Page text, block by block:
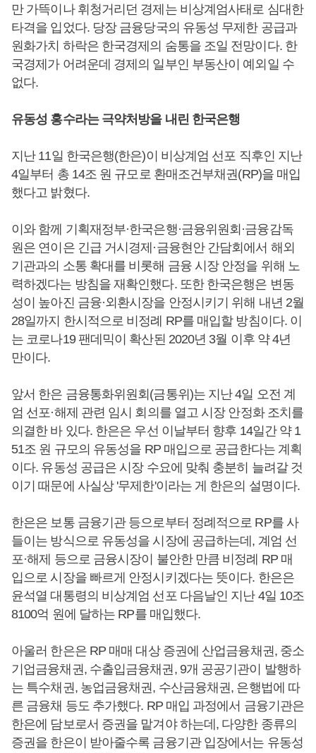
만 가뜩이나 휘청거리던 경제는 비상계엄사태로 심대한
타격을 입었다. 당장 금융당국의 유동성 무제한 공급과
원화가치 하락은 한국경제의 숨통을 조일 전망이다. 한
국경제가 어려운데 경제의 일부인 부동산이 예외일 수
없다.
유동성 홍수라는 극약처방을 내린 한국은행
지난 11일 한국은행(한은)이 비상계엄 선포 직후인 지난
4일부터 총 14조 원 규모로 환매조건부채권(RP)을 매입
했다고 밝혔다.
이와 함께 기획재정부·한국은행·금융위원회·금융감독
원은 연이은 긴급 거시경제·금융현안 간담회에서 해외
기관과의 소통 확대를 비롯해 금융 시장 안정을 위해 노
력하겠다는 방침을 재확인했다. 또한 한국은행은 변동
성이 높아진 금융·외환시장을 안정시키기 위해 내년 2월
28일까지 한시적으로 비정례 RP를 매입할 방침이다. 이
는 코로나19 팬데믹이 확산된 2020년 3월 이후 약 4년
만이다.
앞서 한은 금융통화위원회(금통위)는 지난 4일 오전 계
엄 선포·해제 관련 임시 회의를 열고 시장 안정화 조치를
의결한 바 있다. 한은은 우선 이날부터 향후 14일간 약 1
51조 원 규모의 유동성을 RP 매입으로 공급한다는 계획
이다. 유동성 공급은 시장 수요에 맞춰 충분히 늘려갈 것
이기 때문에 사실상 '무제한'이라는 게 한은의 설명이다.
한은은 보통 금융기관 등으로부터 정례적으로 RP를 사
들이는 방식으로 유동성을 시장에 공급하는데, 계엄 선
포·해제 등으로 금융시장이 불안한 만큼 비정례 RP 매
입으로 시장을 빠르게 안정시키겠다는 뜻이다. 한은은
윤석열 대통령의 비상계엄 선포 다음날인 지난 4일 10조
8100억 원에 달하는 RP를 매입했다.
아울러 한은은 RP 매매 대상 증권에 산업금융채권, 중소
기업금융채권, 수출입금융채권, 9개 공공기관이 발행하
는 특수채권, 농업금융채권, 수산금융채권, 은행법에 따
른 금융채 등도 추가했다. RP 매입 과정에서 금융기관은
한은에 담보로서 증권을 맡겨야 하는데, 다양한 종류의
증권을 한은이 받아줄수록 금융기관 입장에서는 유동성